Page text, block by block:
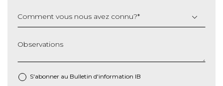
Comment vous nous avez connu?*
Observations
S'abonner au Bulletin d'information IB